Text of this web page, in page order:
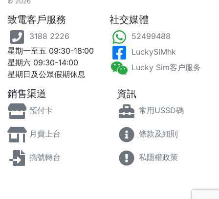
致電客戶服務
3188 2226
星期一至五 09:30-18:00
星期六 09:30-14:00
星期日及公眾假期休息
社交媒體
52499488
LuckySIMhk
Lucky Sim客户服务
銷售渠道
預付卡
月費上台
擕號轉台
資訊
常用USSD碼
條款及細則
私隱權政策